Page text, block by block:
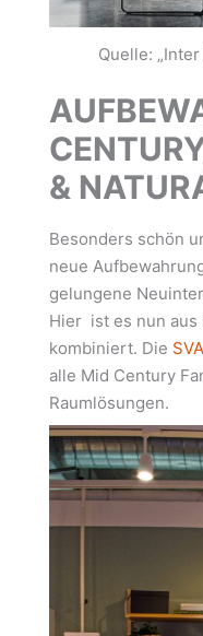
Quelle: „Inter
&
Besonders schön
neue
gelungene
Hier ist es nun aus
kombiniert. Die
alle Mid Century
Raumlösungen.